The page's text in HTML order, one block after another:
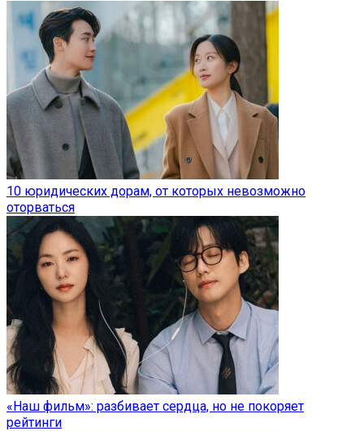
10 юридических дорам, от которых невозможно
оторваться
«Наш фильм»: разбивает сердца, но не покоряет
рейтинги